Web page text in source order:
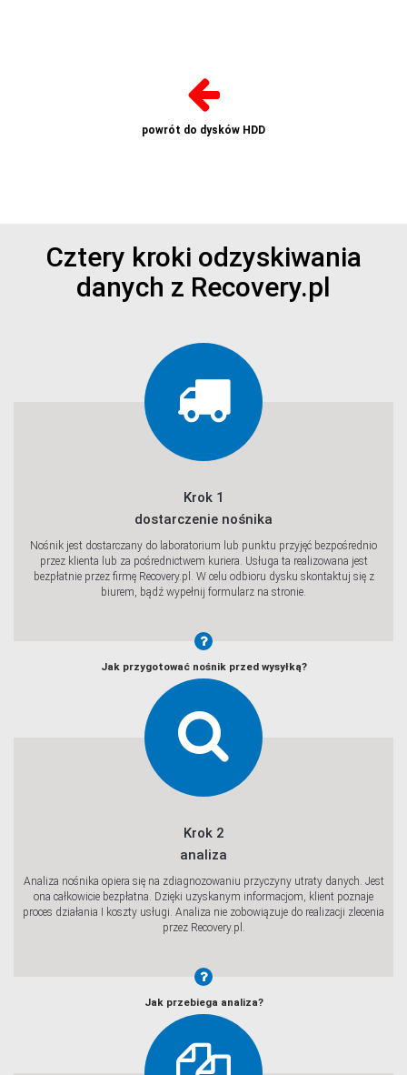
Sprawdź
powrót do dysków HDD
Sprawdź
Cztery kroki odzyskiwania
danych z Recovery.pl
Krok 1
dostarczenie nośnika
Nośnik jest dostarczany do laboratorium lub punktu przyjęć bezpośrednio
przez klienta lub za pośrednictwem kuriera. Usługa ta realizowana jest
bezpłatnie przez firmę Recovery.pl. W celu odbioru dysku skontaktuj się z
biurem, bądź wypełnij formularz na stronie.
Jak przygotować nośnik przed wysyłką?
Krok 2
analiza
Analiza nośnika opiera się na zdiagnozowaniu przyczyny utraty danych. Jest
ona całkowicie bezpłatna. Dzięki uzyskanym informacjom, klient poznaje
proces działania I koszty usługi. Analiza nie zobowiązuje do realizacji zlecenia
przez Recovery.pl.
Jak przebiega analiza?